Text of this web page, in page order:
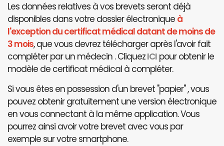
Les données relatives à vos brevets seront déjà
disponibles dans votre dossier électronique à
l'exception du certificat médical datant de moins de
3 mois, que vous devrez télécharger après l'avoir fait
compléter par un médecin . CliquezICI pour obtenir le
modèle de certificat médical à compléter.
Si vous êtes en possession d'un brevet "papier" , vous
pouvez obtenir gratuitement une version électronique
en vous connectant à la même application. Vous
pourrez ainsi avoir votre brevet avec vous par
exemple sur votre smartphone.